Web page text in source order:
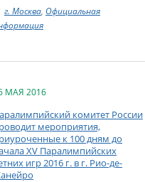
г. Москва, Официальная
МАЯ 2016
комитет России
мероприятия,
к 100 дням до
XV Паралимпийских
игр 2016 г. в г. Рио-де-